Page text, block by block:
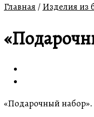
Главная /Изделия из
«Подарочный